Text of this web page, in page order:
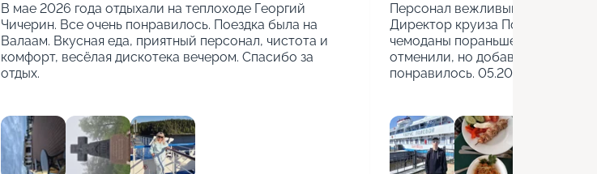
В мае 2026 года отдыхали на теплоходе Георгий
Чичерин. Все очень понравилось. Поездка была на
Валаам. Вкусная еда, приятный персонал, чистота и
комфорт, весёлая дискотека вечером. Спасибо за
отдых.
Персонал вежливый, кормят
Директор круиза Полина
чемоданы пораньше взяли.
отменили, но добавили
понравилось. 05.2026г.